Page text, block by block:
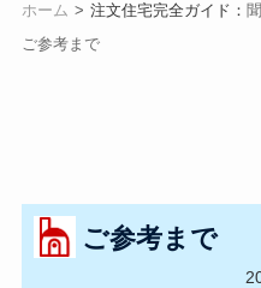
ホーム 注文住宅完全ガイド：
ご参考まで
ご参考まで